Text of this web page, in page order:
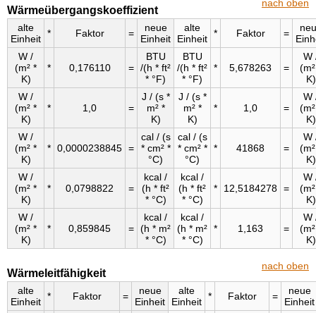
nach oben
Wärmeübergangskoeffizient
alte
Einheit * Faktor =
neue
Einheit
alte
Einheit * Faktor =
W /
(m² *
K)
* 0,176110 =
BTU
/(h * ft²
* °F)
BTU
/(h * ft²
* °F)
* 5,678263 =
W
K)
W /
(m² *
K)
* 1,0 =
J / (s *
m² *
K)
J / (s *
m² *
K)
* 1,0 =
W
K)
W /
(m² *
K)
* 0,0000238845 =
cal / (s
* cm² *
°C)
cal / (s
* cm² *
°C)
* 41868 =
W
K)
W /
(m² *
K)
* 0,0798822 =
kcal /
(h * ft²
* °C)
kcal /
(h * ft²
* °C)
* 12,5184278 =
W
K)
W /
(m² *
K)
* 0,859845 =
kcal /
(h * m²
* °C)
kcal /
(h * m²
* °C)
* 1,163 =
W
K)
nach oben
Wärmeleitfähigkeit
alte
Einheit * Faktor =
neue
Einheit
alte
Einheit * Faktor =
neue
Einheit